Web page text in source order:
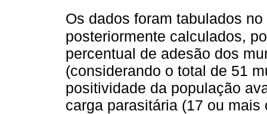
Os dados foram tabulados
posteriormente calculados,
percentual de adesão dos
(considerando o total de 51
positividade da população
carga parasitária (17 ou